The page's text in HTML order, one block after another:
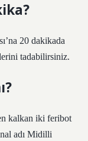
20 dakikada
tadabilirsiniz.
kalkan iki feribot
adı Midilli